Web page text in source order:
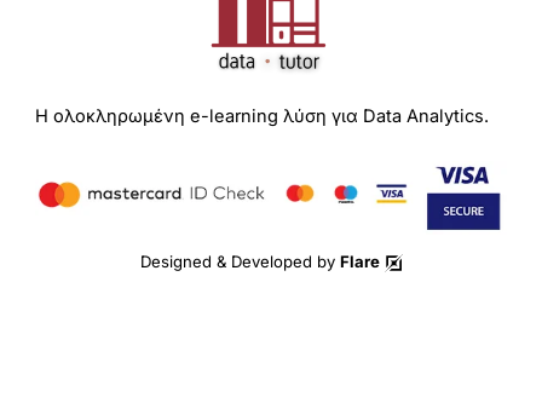
Η ολοκληρωμένη e-learning λύση για Data Analytics.
Designed & Developed by Flare